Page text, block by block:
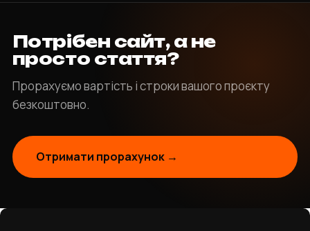
Потрібен сайт, а не
просто стаття?
Прорахуємо вартість і строки вашого проєкту
безкоштовно.
Отримати прорахунок →